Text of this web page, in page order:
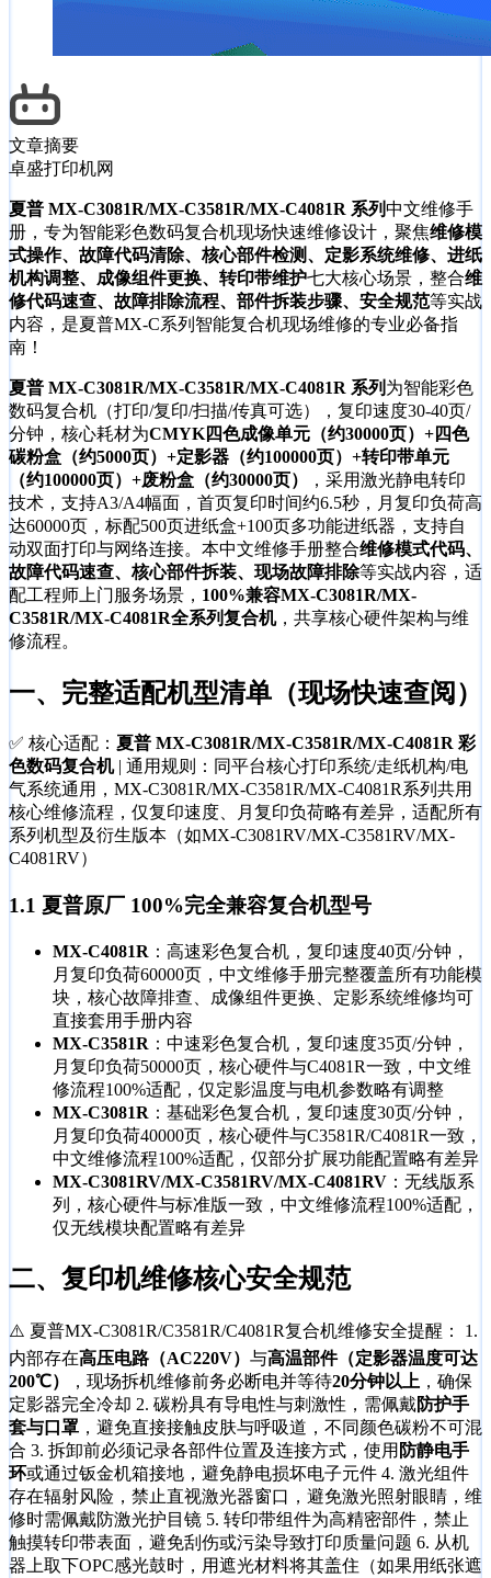
文章摘要
卓盛打印机网
夏普 MX-C3081R/MX-C3581R/MX-C4081R 系列中文维修手
册，专为智能彩色数码复合机现场快速维修设计，聚焦维修模
式操作、故障代码清除、核心部件检测、定影系统维修、进纸
机构调整、成像组件更换、转印带维护七大核心场景，整合维
修代码速查、故障排除流程、部件拆装步骤、安全规范等实战
内容，是夏普MX-C系列智能复合机现场维修的专业必备指
南！
夏普 MX-C3081R/MX-C3581R/MX-C4081R 系列 为智能彩色
数码复合机（打印/复印/扫描/传真可选），复印速度30-40页/
分钟，核心耗材为CMYK四色成像单元（约30000页）+四色
碳粉盒（约5000页）+定影器（约100000页）+转印带单元
（约100000页）+废粉盒（约30000页）
，采用激光静电转印
技术，支持A3/A4幅面，首页复印时间约6.5秒，月复印负荷高
达60000页，标配500页进纸盒+100页多功能进纸器，支持自
动双面打印与网络连接。本中文维修手册整合维修模式代码、
故障代码速查、核心部件拆装、现场故障排除等实战内容，适
配工程师上门服务场景， 100%兼容MX-C3081R/MX-
C3581R/MX-C4081R全系列复合机，共享核心硬件架构与维
修流程。
一、 完整适配机型清单 （现场快速查阅）
✅ 核心适配： 夏普 MX-C3081R/MX-C3581R/MX-C4081R 彩
色数码复合机| 通用规则：同平台核心打印系统/走纸机构/电
气系统通用，MX-C3081R/MX-C3581R/MX-C4081R系列共用
核心维修流程，仅复印速度、月复印负荷略有差异，适配所有
系列机型及衍生版本（如MX-C3081RV/MX-C3581RV/MX-
C4081RV）
1.1 夏普原厂 100%完全兼容复合机型号
MX-C4081R ：高速彩色复合机，复印速度40页/分钟，
月复印负荷60000页，中文维修手册完整覆盖所有功能模
块，核心故障排查、成像组件更换、定影系统维修均可
直接套用手册内容
MX-C3581R ：中速彩色复合机，复印速度35页/分钟，
月复印负荷50000页，核心硬件与C4081R一致，中文维
修流程100%适配，仅定影温度与电机参数略有调整
MX-C3081R ：基础彩色复合机，复印速度30页/分钟，
月复印负荷40000页，核心硬件与C3581R/C4081R一致，
中文维修流程100%适配，仅部分扩展功能配置略有差异
MX-C3081RV/MX-C3581RV/MX-C4081RV ：无线版系
列，核心硬件与标准版一致，中文维修流程100%适配，
仅无线模块配置略有差异
二、 复印机维修核心安全规范
⚠️ 夏普MX-C3081R/C3581R/C4081R复合机维修安全提醒： 1.
内部存在高压电路（AC220V） 与高温部件（定影器温度可达
200℃）
，现场拆机维修前务必断电并等待20分钟以上 ，确保
定影器完全冷却 2. 碳粉具有导电性与刺激性，需佩戴防护手
套与口罩 ，避免直接接触皮肤与呼吸道，不同颜色碳粉不可混
合 3. 拆卸前必须记录各部件位置及连接方式，使用 防静电手
环或通过钣金机箱接地，避免静电损坏电子元件 4. 激光组件
存在辐射风险，禁止直视激光器窗口，避免激光照射眼睛，维
修时需佩戴防激光护目镜 5. 转印带组件为高精密部件，禁止
触摸转印带表面，避免刮伤或污染导致打印质量问题 6. 从机
器上取下OPC感光鼓时，用遮光材料将其盖住（如果用纸张遮